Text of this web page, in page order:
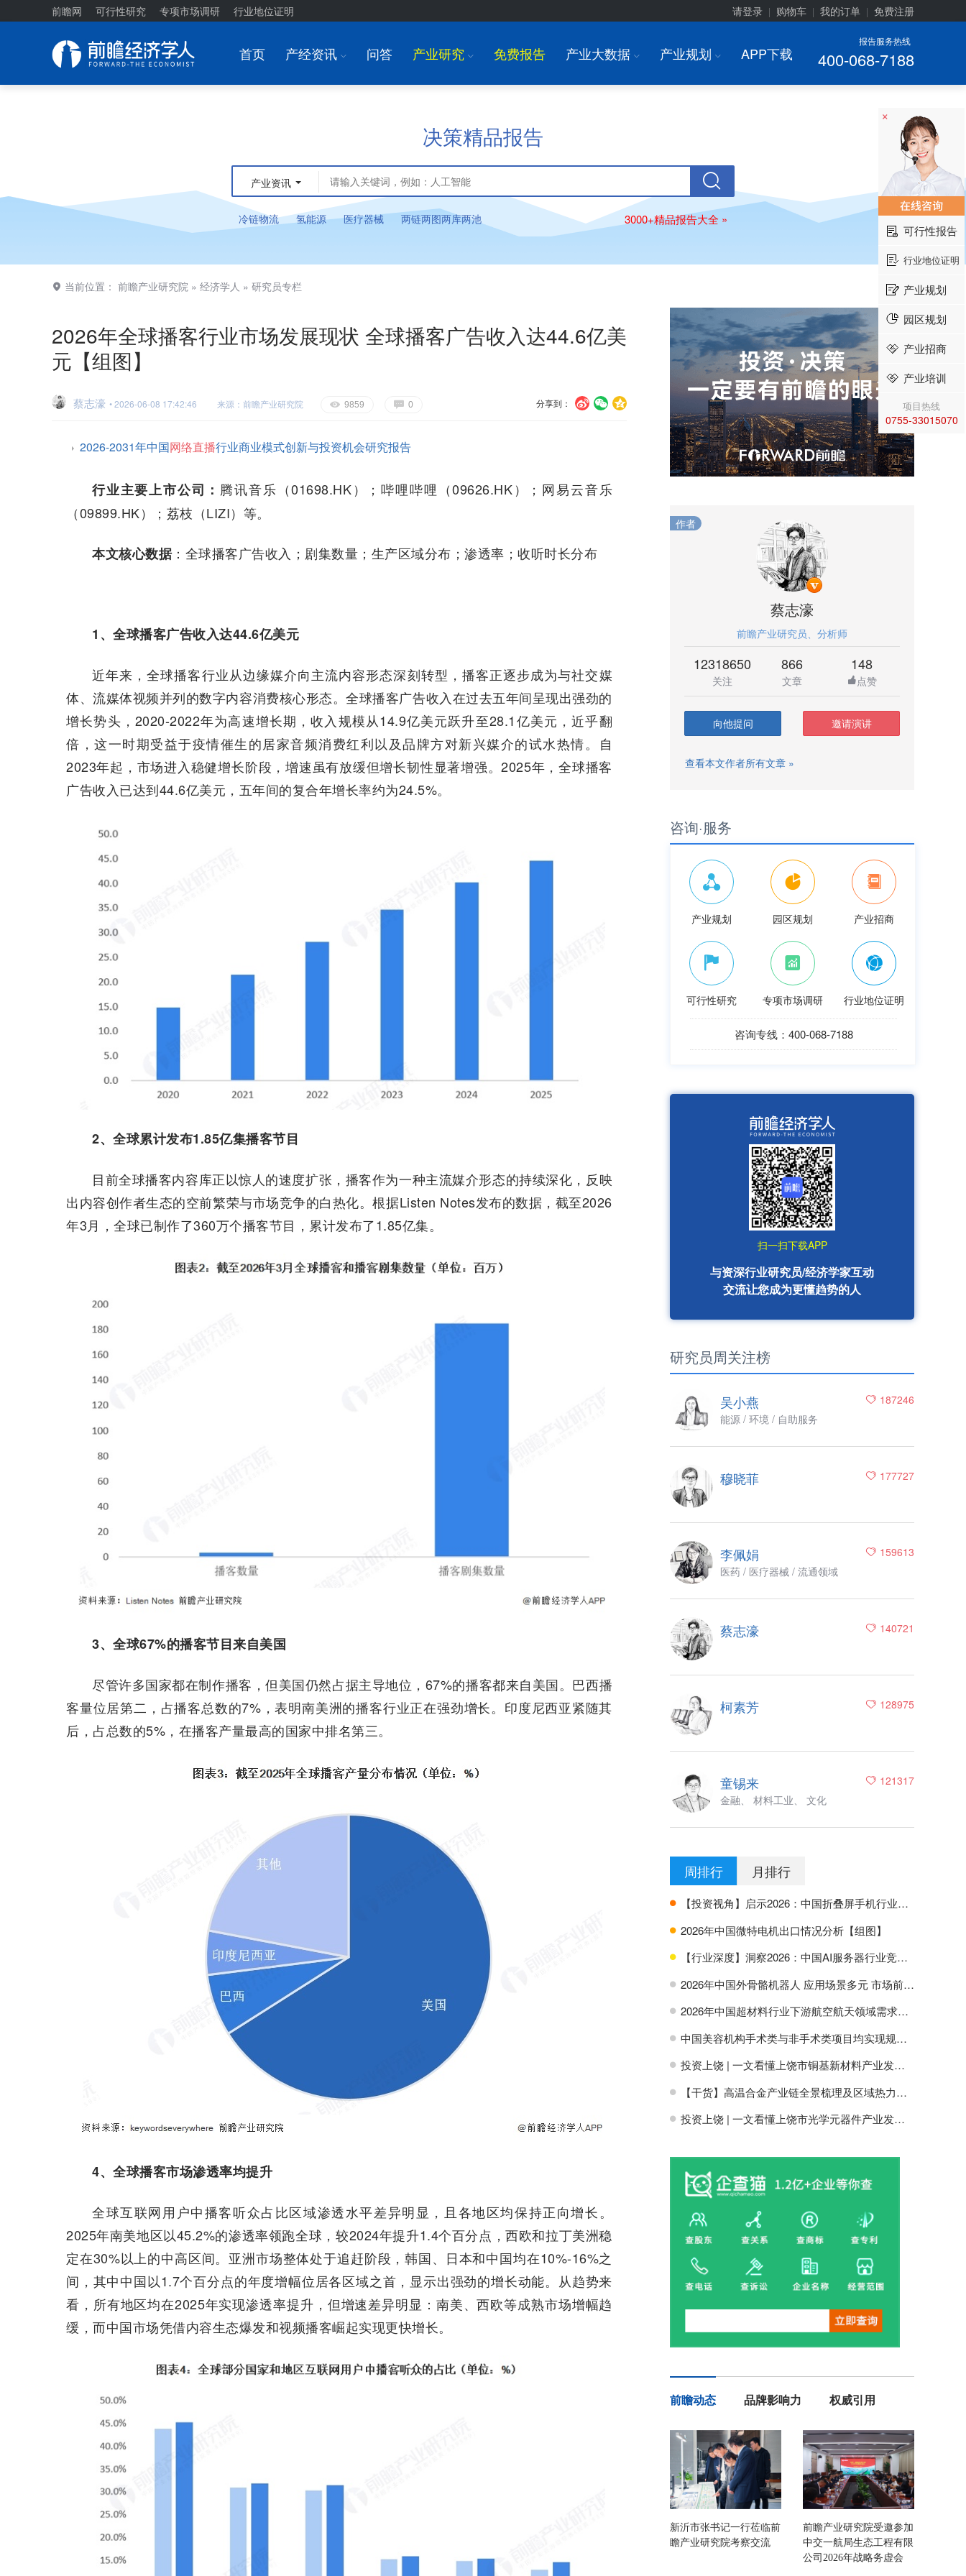
前瞻网 可行性研究 专项市场调研 行业地位证明 请登录 购物车 我的订单 免费注册
报告服务热线
400-068-7188
首页 产经资讯 I 问答 产业研究 I 免费报告 产业大数据 I 产业规划 I APP下载
决策精品报告
产业资讯
冷链物流 氢能源 医疗器械 两链两图两库两池 3000+精品报告大全 »
当前位置： 前瞻产业研究院 » 经济学人 » 研究员专栏
2026年全球播客行业市场发展现状 全球播客广告收入达44.6亿美
元【组图】
U V c
分享到：
蔡志濠 • 2026-06-08 17:42:46 来源：前瞻产业研究院 E 9859 G 0
2026-2031年中国网络直播行业商业模式创新与投资机会研究报告
行业主要上市公司： 腾讯音乐（01698.HK）；哔哩哔哩（09626.HK）；网易云音乐
（09899.HK）；荔枝（LIZI）等。
本文核心数据：全球播客广告收入；剧集数量；生产区域分布；渗透率；收听时长分布
1 、全球播客广告收入达44.6亿美元
近年来，全球播客行业从边缘媒介向主流内容形态深刻转型，播客正逐步成为与社交媒
体、流媒体视频并列的数字内容消费核心形态。全球播客广告收入在过去五年间呈现出强劲的
增长势头，2020-2022年为高速增长期，收入规模从14.9亿美元跃升至28.1亿美元，近乎翻
倍，这一时期受益于疫情催生的居家音频消费红利以及品牌方对新兴媒介的试水热情。自
2023年起，市场进入稳健增长阶段，增速虽有放缓但增长韧性显著增强。2025年，全球播客
广告收入已达到44.6亿美元，五年间的复合年增长率约为24.5%。
2、全球累计发布1.85亿集播客节目
目前全球播客内容库正以惊人的速度扩张，播客作为一种主流媒介形态的持续深化，反映
出内容创作者生态的空前繁荣与市场竞争的白热化。根据Listen Notes发布的数据，截至2026
年3月，全球已制作了360万个播客节目，累计发布了1.85亿集。
3、全球67%的播客节目来自美国
尽管许多国家都在制作播客，但美国仍然占据主导地位，67%的播客都来自美国。巴西播
客量位居第二，占播客总数的7%，表明南美洲的播客行业正在强劲增长。印度尼西亚紧随其
后，占总数的5%，在播客产量最高的国家中排名第三。
4、全球播客市场渗透率均提升
全球互联网用户中播客听众占比区域渗透水平差异明显，且各地区均保持正向增长。
2025年南美地区以45.2%的渗透率领跑全球，较2024年提升1.4个百分点，西欧和拉丁美洲稳
定在30%以上的中高区间。亚洲市场整体处于追赶阶段，韩国、日本和中国均在10%-16%之
间，其中中国以1.7个百分点的年度增幅位居各区域之首，显示出强劲的增长动能。从趋势来
看，所有地区均在2025年实现渗透率提升，但增速差异明显：南美、西欧等成熟市场增幅趋
缓，而中国市场凭借内容生态爆发和视频播客崛起实现更快增长。
作者
蔡志濠
前瞻产业研究员、分析师
12318650
关注
866
文章
148
点赞
向他提问 邀请演讲
查看本文作者所有文章 »
咨询·服务
产业规划 园区规划 产业招商
可行性研究 专项市场调研 行业地位证明
咨询专线：400-068-7188
扫一扫下载APP
与资深行业研究员/经济学家互动
交流让您成为更懂趋势的人
研究员周关注榜
187246
吴小燕
能源 / 环境 / 自助服务
177727
穆晓菲
159613
李佩娟
医药 / 医疗器械 / 流通领域
140721
蔡志濠
128975
柯素芳
121317
童锡来
金融、 材料工业、 文化
周排行 月排行
H 【投资视角】启示2026：中国折叠屏手机行业投融资及兼并重组分析
H 2026年中国微特电机出口情况分析【组图】
H 【行业深度】洞察2026：中国AI服务器行业竞争格局及市场份额
H 2026年中国外骨骼机器人 应用场景多元 市场前景广阔【组图】
H 2026年中国超材料行业下游航空航天领域需求分析【组图】
H 中国美容机构手术类与非手术类项目均实现规模增长【组图】
H 投资上饶 | 一文看懂上饶市铜基新材料产业发展现状与投资机会前瞻
H 【干货】高温合金产业链全景梳理及区域热力地图
H 投资上饶 | 一文看懂上饶市光学元器件产业发展现状与投资机会前瞻
前瞻动态 品牌影响力 权威引用
新沂市张书记一行莅临前
瞻产业研究院考察交流
前瞻产业研究院受邀参加
中交一航局生态工程有限
公司2026年战略务虚会
×
可行性报告
行业地位证明
产业规划
园区规划
产业招商
产业培训
项目热线
0755-33015070